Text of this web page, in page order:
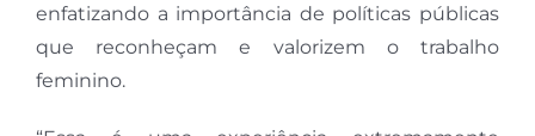
enfatizando a importância de políticas públicas
que reconheçam e valorizem o trabalho
feminino.